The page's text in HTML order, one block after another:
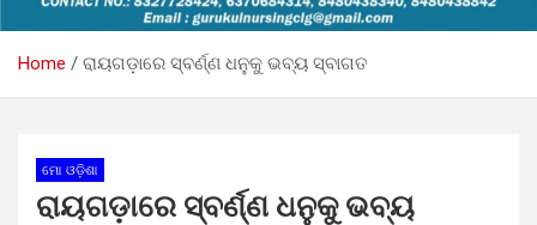
Home ରାୟଗଡ଼ାରେ ସ୍ବର୍ଣ୍ଣ ଧନୁକୁ ଭବ୍ୟ ସ୍ବାଗତ
ମୋ ଓଡ଼ିଶା
ରାୟଗଡ଼ାରେ ସ୍ବର୍ଣ୍ଣ ଧନୁକୁ ଭବ୍ୟ